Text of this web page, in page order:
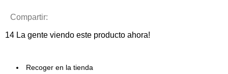
Compartir:
14 La gente viendo este producto ahora!
Recoger en la tienda